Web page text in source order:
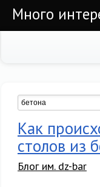
Много
Как
столов из
Блог им. dz-bar